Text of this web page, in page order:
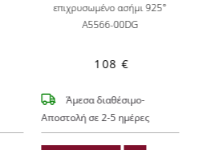
επιχρυσωμένο ασήμι 925°
A5566-00DG
108 €
Άμεσα διαθέσιμο-
Αποστολή σε 2-5 ημέρες